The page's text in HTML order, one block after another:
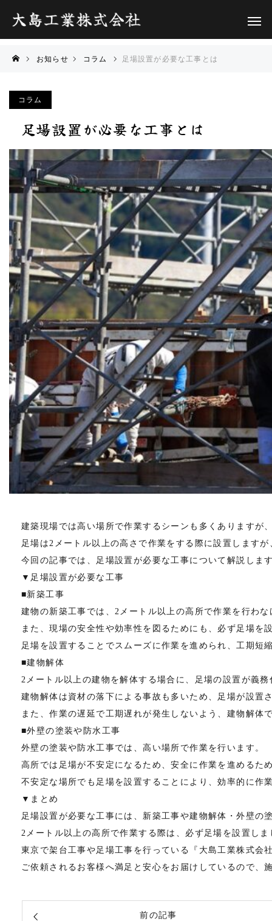
お知らせ コラム 足場設置が必要な工事とは
コラム
足場設置が必要な工事とは
建築現場では高い場所で作業するシーンも多くありますが
足場は2メートル以上の高さで作業をする際に設置します
今回の記事では、足場設置が必要な工事について解説しま
▼足場設置が必要な工事
■新築工事
建物の新築工事では、2メートル以上の高所で作業を行わ
また、現場の安全性や効率性を図るためにも、必ず足場を
足場を設置することでスムーズに作業を進められ、工期短
■建物解体
2メートル以上の建物を解体する場合に、足場の設置が義
建物解体は資材の落下による事故も多いため、足場が設置
また、作業の遅延で工期遅れが発生しないよう、建物解体
■外壁の塗装や防水工事
外壁の塗装や防水工事では、高い場所で作業を行います。
高所では足場が不安定になるため、安全に作業を進めるた
不安定な場所でも足場を設置することにより、効率的に作
▼まとめ
足場設置が必要な工事には、新築工事や建物解体・外壁の
2メートル以上の高所で作業する際は、必ず足場を設置しま
東京で架台工事や足場工事を行っている『大島工業株式会
ご依頼されるお客様へ満足と安心をお届けしているので、
前の記事